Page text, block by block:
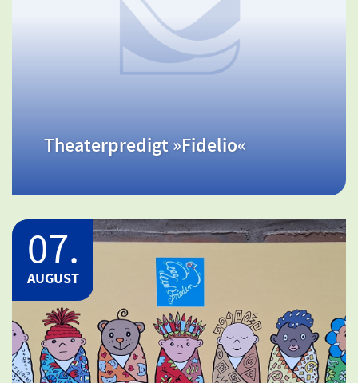
00:00 Uhr
Theaterpredigt »Fidelio«
Theaterpredigt »Fidelio«
07.
AUGUST